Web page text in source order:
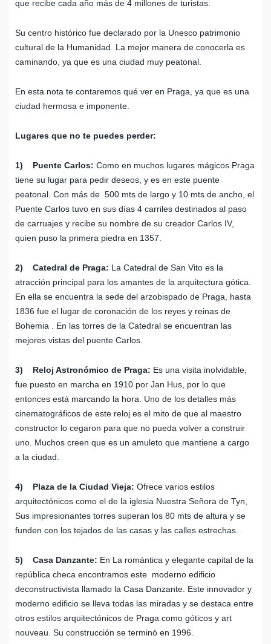
que recibe cada año más de 4 millones de turistas.
Su centro histórico fue declarado por la Unesco patrimonio
cultural de la Humanidad. La mejor manera de conocerla es
caminando, ya que es una ciudad muy peatonal.
En esta nota te contaremos qué ver en Praga, ya que es una
ciudad hermosa e imponente.
Lugares que no te puedes perder:
1) Puente Carlos: Como en muchos lugares mágicos Praga
tiene su lugar para pedir deseos, y es en este puente
peatonal. Con más de 500 mts de largo y 10 mts de ancho, el
Puente Carlos tuvo en sus días 4 carriles destinados al paso
de carruajes y recibe su nombre de su creador Carlos IV,
quien puso la primera piedra en 1357.
2) Catedral de Praga: La Catedral de San Vito es la
atracción principal para los amantes de la arquitectura gótica.
En ella se encuentra la sede del arzobispado de Praga, hasta
1836 fue el lugar de coronación de los reyes y reinas de
Bohemia . En las torres de la Catedral se encuentran las
mejores vistas del puente Carlos.
3) Reloj Astronómico de Praga: Es una visita inolvidable,
fue puesto en marcha en 1910 por Jan Hus, por lo que
entonces está marcando la hora. Uno de los detalles más
cinematográficos de este reloj es el mito de que al maestro
constructor lo cegaron para que no pueda volver a construir
uno. Muchos creen que es un amuleto que mantiene a cargo
a la ciudad.
4) Plaza de la Ciudad Vieja: Ofrece varios estilos
arquitectónicos como el de la iglesia Nuestra Señora de Tyn,
Sus impresionantes torres superan los 80 mts de altura y se
funden con los tejados de las casas y las calles estrechas.
5) Casa Danzante: En La romántica y elegante capital de la
república checa encontramos este moderno edificio
deconstructivista llamado la Casa Danzante. Este innovador y
moderno edificio se lleva todas las miradas y se destaca entre
otros estilos arquitectónicos de Praga como góticos y art
nouveau. Su construcción se terminó en 1996.